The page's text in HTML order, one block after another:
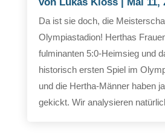
Da ist sie doch, die
Olympiastadion! Herthas
fulminanten 5:0-Heimsieg und
historisch ersten Spiel im
und die Hertha-Männer haben
gekickt. Wir analysieren